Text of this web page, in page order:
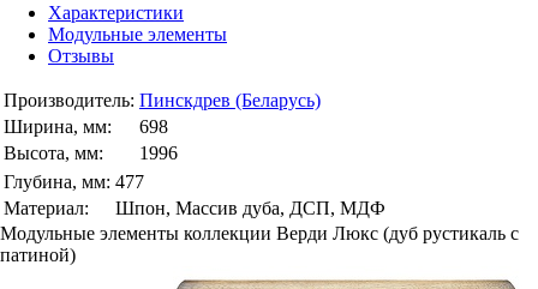
Характеристики
Модульные элементы
Отзывы
Производитель: Пинскдрев (Беларусь)
Ширина, мм:
698
Высота, мм:
1996
Глубина, мм: 477
Материал:
Шпон, Массив дуба, ДСП, МДФ
Модульные элементы коллекции Верди Люкс (дуб рустикаль с
патиной)